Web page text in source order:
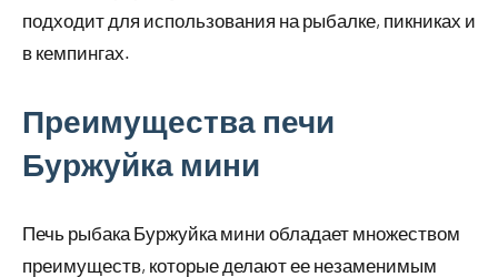
подходит для использования на рыбалке, пикниках и
в кемпингах.
Преимущества печи
Буржуйка мини
Печь рыбака Буржуйка мини обладает множеством
преимуществ, которые делают ее незаменимым